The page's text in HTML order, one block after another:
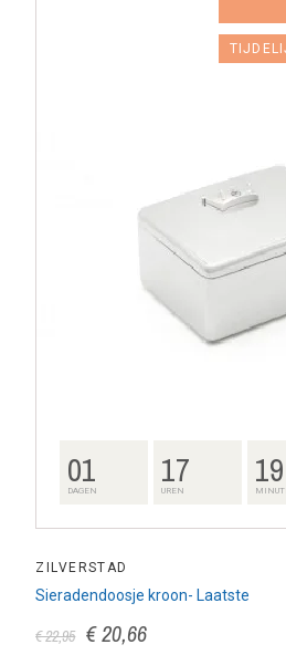
01
DAGEN 17
UREN 19
ZILVERSTAD
Sieradendoosje kroon- Laatste
€ 22,95 € 20,66